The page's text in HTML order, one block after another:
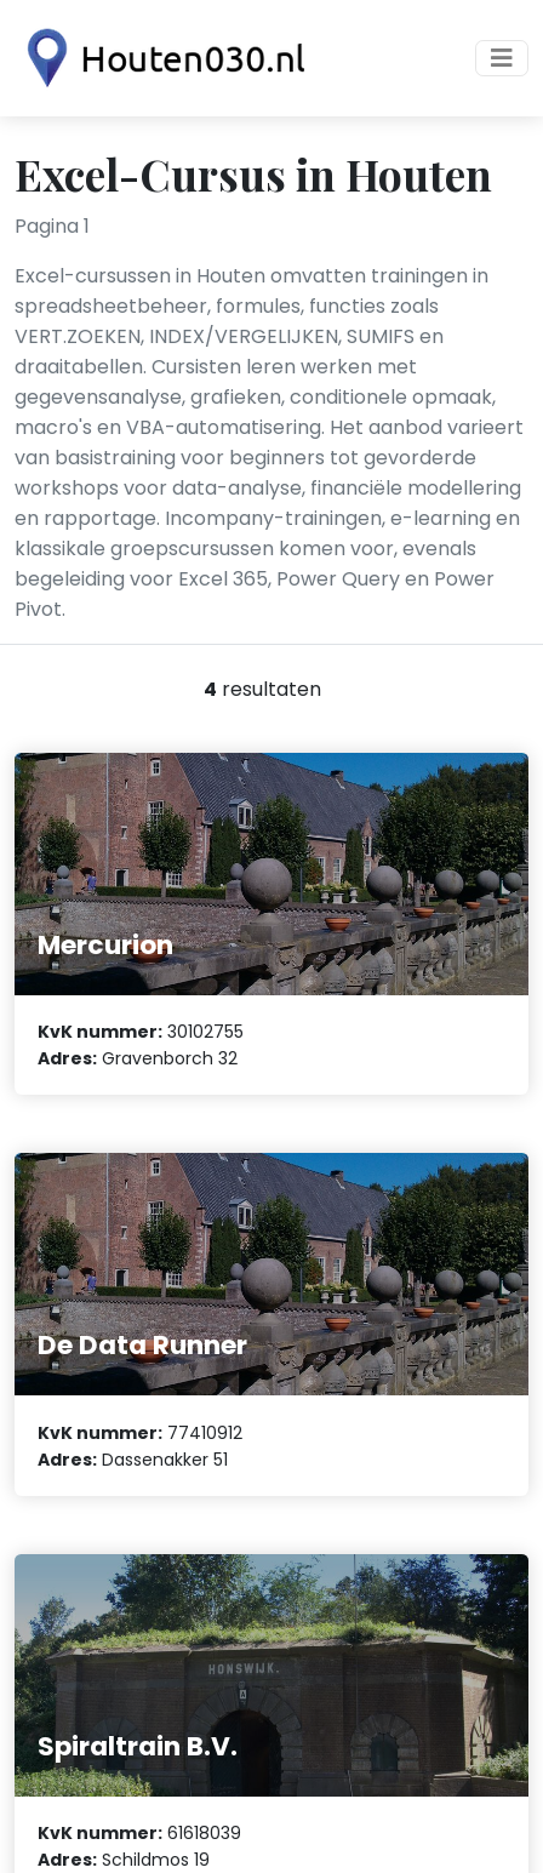
Excel-Cursus in Houten
Pagina 1
Excel-cursussen in Houten omvatten trainingen in
spreadsheetbeheer, formules, functies zoals
VERT.ZOEKEN, INDEX/VERGELIJKEN, SUMIFS en
draaitabellen. Cursisten leren werken met
gegevensanalyse, grafieken, conditionele opmaak,
macro's en VBA-automatisering. Het aanbod varieert
van basistraining voor beginners tot gevorderde
workshops voor data-analyse, financiële modellering
en rapportage. Incompany-trainingen, e-learning en
klassikale groepscursussen komen voor, evenals
begeleiding voor Excel 365, Power Query en Power
Pivot.
4 resultaten
Mercurion
KvK nummer: 30102755
Adres: Gravenborch 32
De Data Runner
KvK nummer: 77410912
Adres: Dassenakker 51
Spiraltrain B.V.
KvK nummer: 61618039
Adres: Schildmos 19